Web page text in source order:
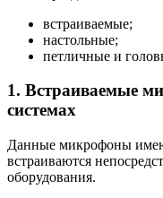
встраиваемые;
настольные;
петличные и
1. Встраиваемые
системах
Данные микрофоны
встраиваются
оборудования.